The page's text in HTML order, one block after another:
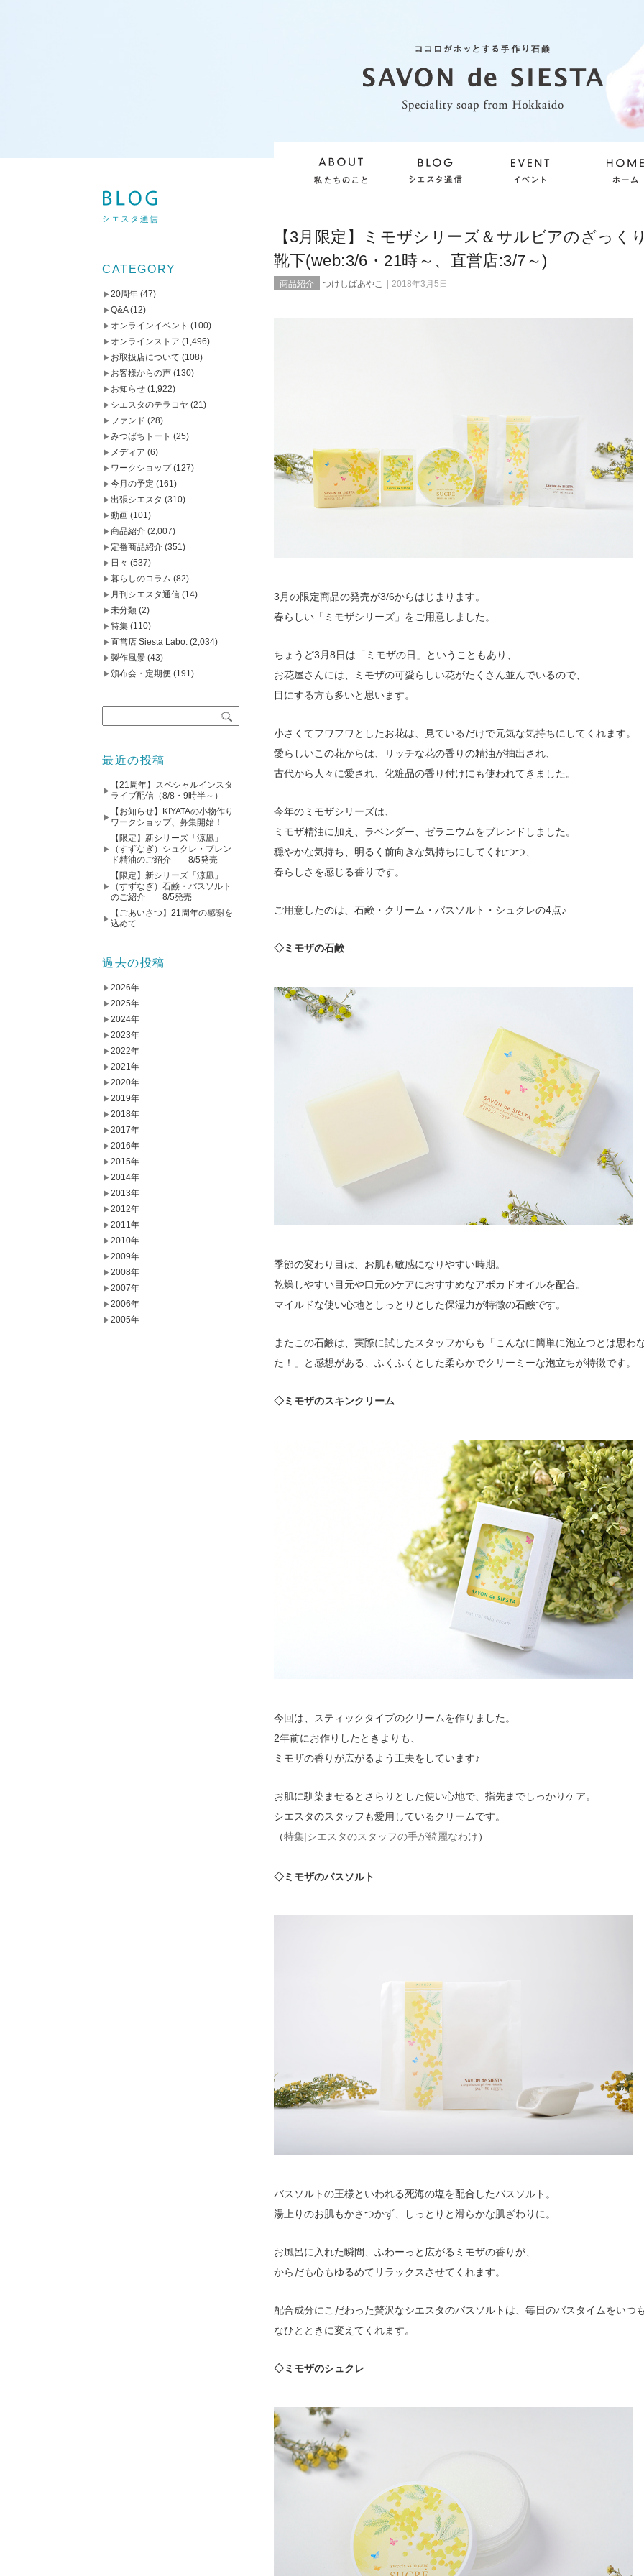
【3月限定】ミモザシリーズ＆サルビアのざっく
靴下(web:3/6・21時～、直営店:3/7～)
商品紹介 つけしばあやこ | 2018年3月5日
3月の限定商品の発売が3/6からはじまります。
春らしい「ミモザシリーズ」をご用意しました。
ちょうど3月8日は「ミモザの日」ということもあり、
お花屋さんには、ミモザの可愛らしい花がたくさん並んでいるので、
目にする方も多いと思います。
小さくてフワフワとしたお花は、見ているだけで元気な気持ちにしてくれます。
愛らしいこの花からは、リッチな花の香りの精油が抽出され、
古代から人々に愛され、化粧品の香り付けにも使われてきました。
今年のミモザシリーズは、
ミモザ精油に加え、ラベンダー、ゼラニウムをブレンドしました。
穏やかな気持ち、明るく前向きな気持ちにしてくれつつ、
春らしさを感じる香りです。
ご用意したのは、石鹸・クリーム・バスソルト・シュクレの4点♪
◇ミモザの石鹸
季節の変わり目は、お肌も敏感になりやすい時期。
乾燥しやすい目元や口元のケアにおすすめなアボカドオイルを配合。
マイルドな使い心地としっとりとした保湿力が特徴の石鹸です。
またこの石鹸は、実際に試したスタッフからも「こんなに簡単に泡立つとは思わ
た！」と感想がある、ふくふくとした柔らかでクリーミーな泡立ちが特徴です。
◇ミモザのスキンクリーム
今回は、スティックタイプのクリームを作りました。
2年前にお作りしたときよりも、
ミモザの香りが広がるよう工夫をしています♪
お肌に馴染ませるとさらりとした使い心地で、指先までしっかりケア。
シエスタのスタッフも愛用しているクリームです。
（特集|シエスタのスタッフの手が綺麗なわけ）
◇ミモザのバスソルト
バスソルトの王様といわれる死海の塩を配合したバスソルト。
湯上りのお肌もかさつかず、しっとりと滑らかな肌ざわりに。
お風呂に入れた瞬間、ふわーっと広がるミモザの香りが、
からだも心もゆるめてリラックスさせてくれます。
配合成分にこだわった贅沢なシエスタのバスソルトは、毎日のバスタイムをいつ
なひとときに変えてくれます。
◇ミモザのシュクレ
CATEGORY
20周年 (47)
Q&A(12)
オンラインイベント (100)
オンラインストア (1,496)
お取扱店について (108)
お客様からの声 (130)
お知らせ (1,922)
シエスタのテラコヤ (21)
ファンド (28)
みつばちトート (25)
メディア (6)
ワークショップ(127)
今月の予定 (161)
出張シエスタ (310)
動画 (101)
商品紹介 (2,007)
定番商品紹介 (351)
日々 (537)
暮らしのコラム (82)
月刊シエスタ通信 (14)
未分類 (2)
特集 (110)
直営店 Siesta Labo. (2,034)
製作風景 (43)
頒布会・定期便 (191)
最近の投稿
【21周年】スペシャルインスタ
ライブ配信（8/8・9時半～）
【お知らせ】KIYATAの小物作り
ワークショップ、募集開始！
【限定】新シリーズ「涼凪」
（すずなぎ）シュクレ・ブレン
ド精油のご紹介 8/5発売
【限定】新シリーズ「涼凪」
（すずなぎ）石鹸・バスソルト
のご紹介 8/5発売
【ごあいさつ】21周年の感謝を
込めて
過去の投稿
2026年
2025年
2024年
2023年
2022年
2021年
2020年
2019年
2018年
2017年
2016年
2015年
2014年
2013年
2012年
2011年
2010年
2009年
2008年
2007年
2006年
2005年